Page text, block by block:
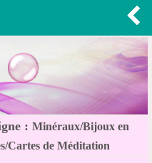
: Minéraux/Bijoux en
Cartes de Méditation